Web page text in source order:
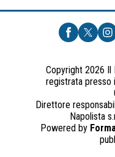
Copyright 2026 Il
registrata presso
Direttore
Napolista
Powered by